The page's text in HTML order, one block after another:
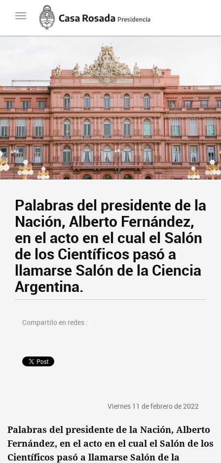
Toggle
navigation
Casa
Rosada
Presidencia
de
Palabras del presidente de la
Nación, Alberto Fernández,
en el acto en el cual el Salón
de los Científicos pasó a
llamarse Salón de la Ciencia
Argentina.
Compartilo en redes :
Viernes 11 de febrero de 2022
Palabras del presidente de la Nación, Alberto
Fernández, en el acto en el cual el Salón de los
Científicos pasó a llamarse Salón de la